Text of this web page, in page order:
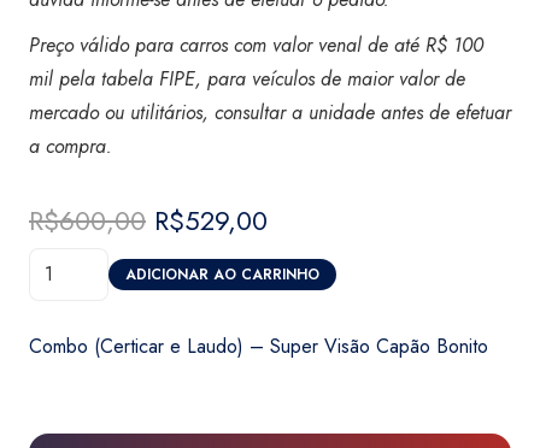
Preço válido para carros com valor venal de até R$ 100
mil pela tabela FIPE, para veículos de maior valor de
mercado ou utilitários, consultar a unidade antes de efetuar
a compra.
R$600,00 O
preço
original
R$600,00.
R$529,00
preço
atual
R$529,00.
Combo
e
Super
ADICIONAR AO CARRINHO
Combo (Certicar e Laudo) – Super Visão Capão Bonito